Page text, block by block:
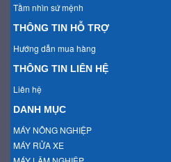
Tầm nhìn sứ mệnh
THÔNG TIN HỖ TRỢ
Hướng dẫn mua hàng
THÔNG TIN LIÊN HỆ
Liên hệ
DANH MỤC
MÁY NÔNG NGHIỆP
MÁY RỬA XE